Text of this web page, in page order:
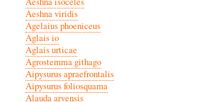
Aeshna viridis
Agelaius phoeniceus
Aglais io
Aglais urticae
Agrostemma githago
Aipysurus apraefrontalis
Aipysurus foliosquama
Alauda arvensis